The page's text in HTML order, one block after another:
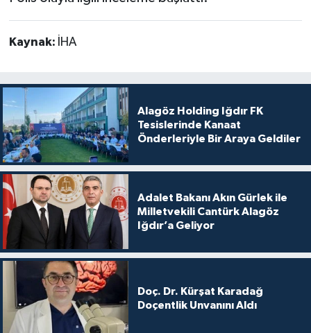
Kaynak: İHA
Alagöz Holding Iğdır FK
Tesislerinde Kanaat
Önderleriyle Bir Araya Geldiler
Adalet Bakanı Akın Gürlek ile
Milletvekili Cantürk Alagöz
Iğdır’a Geliyor
Doç. Dr. Kürşat Karadağ
Doçentlik Unvanını Aldı